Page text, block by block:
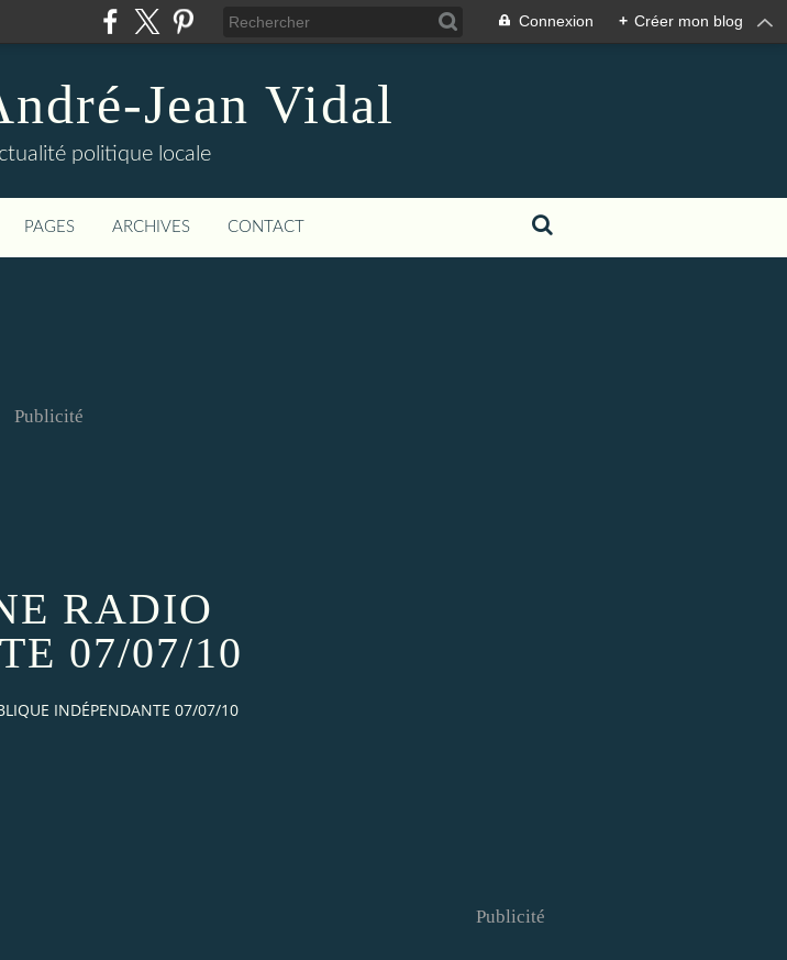
Connexion + Créer mon blog
Jean Vidal
politique locale
PAGES ARCHIVES CONTACT
Publicité
RADIO
07/07/10
INDÉPENDANTE 07/07/10
Publicité